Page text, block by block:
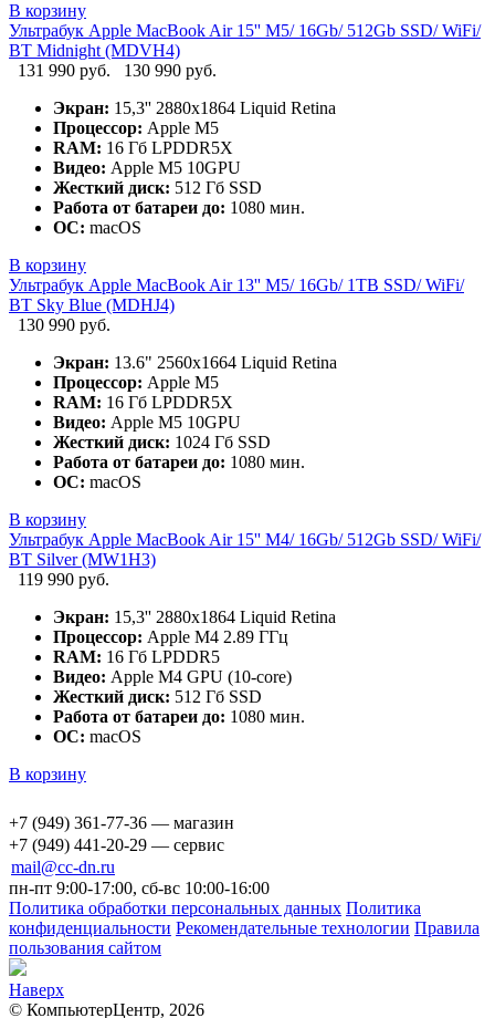
В корзину
Ультрабук Apple MacBook Air 15'' M5/ 16Gb/ 512Gb SSD/ WiFi/
BT Midnight (MDVH4)
131 990 руб.
130 990 руб.
Экран: 15,3'' 2880x1864 Liquid Retina
Процессор: Apple M5
RAM: 16 Гб LPDDR5X
Видео: Apple M5 10GPU
Жесткий диск: 512 Гб SSD
Работа от батареи до: 1080 мин.
ОС: macOS
В корзину
Ультрабук Apple MacBook Air 13'' M5/ 16Gb/ 1TB SSD/ WiFi/
BT Sky Blue (MDHJ4)
130 990 руб.
Экран: 13.6" 2560x1664 Liquid Retina
Процессор: Apple M5
RAM: 16 Гб LPDDR5X
Видео: Apple M5 10GPU
Жесткий диск: 1024 Гб SSD
Работа от батареи до: 1080 мин.
ОС: macOS
В корзину
Ультрабук Apple MacBook Air 15'' M4/ 16Gb/ 512Gb SSD/ WiFi/
BT Silver (MW1H3)
119 990 руб.
Экран: 15,3'' 2880x1864 Liquid Retina
Процессор: Apple M4 2.89 ГГц
RAM: 16 Гб LPDDR5
Видео: Apple M4 GPU (10-core)
Жесткий диск: 512 Гб SSD
Работа от батареи до: 1080 мин.
ОС: macOS
В корзину
+7 (949) 361-77-36 — магазин
+7 (949) 441-20-29 — сервис
mail@cc-dn.ru
пн-пт 9:00-17:00, сб-вс 10:00-16:00
Политика обработки персональных данных Политика
конфиденциальности Рекомендательные технологии Правила
пользования сайтом
Наверх
© КомпьютерЦентр, 2026